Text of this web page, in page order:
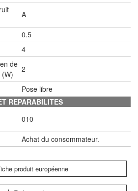
A
0.5
4
de 2
Pose libre
REPARABILITES
010
Achat du consommateur.
produit européenne